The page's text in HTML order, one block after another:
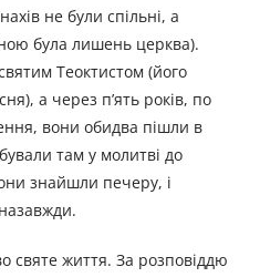
не були спільні, а
була лишень церква).
Теоктистом (його
а через п’ять років, по
вони обидва пішли в
там у молитві до
знайшли печеру, і
святе життя. За розповіддю